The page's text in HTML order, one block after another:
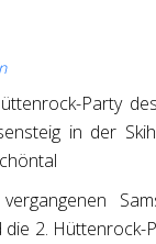
Party
in der
die 2. Hüttenrock-